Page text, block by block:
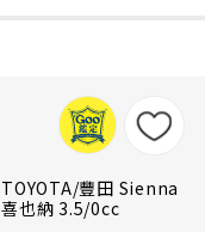
TOYOTA/豐田 Sienna
喜也納 3.5/0cc